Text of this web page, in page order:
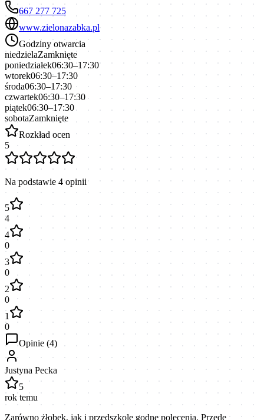
667 277 725
www.zielonazabka.pl
Godziny otwarcia
niedzielaZamknięte
poniedziałek06:30–17:30
wtorek06:30–17:30
środa06:30–17:30
czwartek06:30–17:30
piątek06:30–17:30
sobotaZamknięte
Rozkład ocen
5
Na podstawie 4opinii
5
4
4
0
3
0
2
0
1
0
Opinie (4)
Justyna Pecka
5
rok temu
Zarówno żłobek, jak i przedszkole godne polecenia. Przede